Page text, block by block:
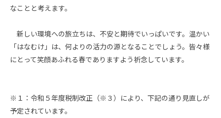
なことと考えます。
新しい環境への旅立ちは、不安と期待でいっぱいです。温かい
「はなむけ」は、何よりの活力の源となることでしょう。皆々様
にとって笑顔あふれる春でありますよう祈念しています。
※１：令和５年度税制改正（※３）により、下記の通り見直しが
予定されています。